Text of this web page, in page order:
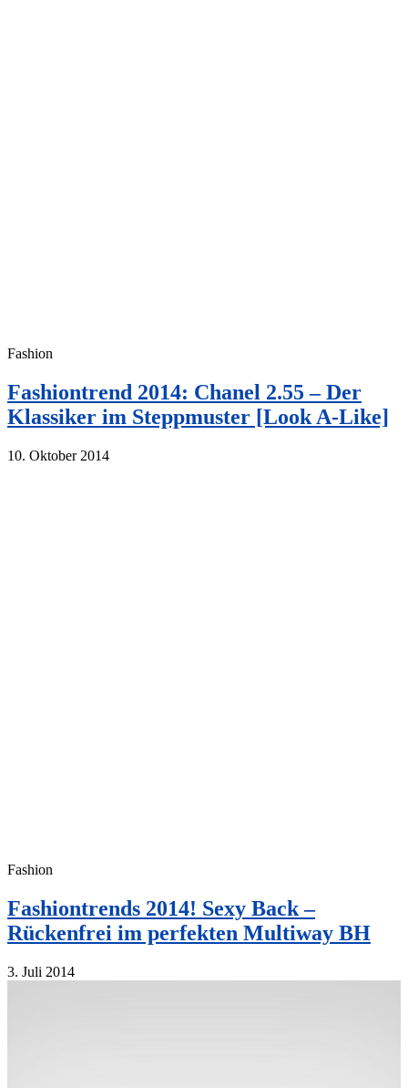
Fashion
Fashiontrend 2014: Chanel 2.55 – Der
Klassiker im Steppmuster [Look A-Like]
10. Oktober 2014
Fashion
Fashiontrends 2014! Sexy Back –
Rückenfrei im perfekten Multiway BH
3. Juli 2014